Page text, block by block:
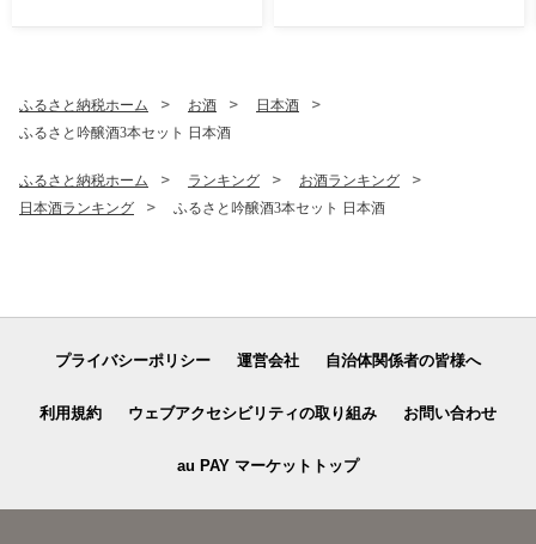
ふるさと納税ホーム お酒
日本酒
ふるさと吟醸酒3本セット 日本酒
ふるさと納税ホーム ランキング
お酒ランキング
日本酒ランキング
ふるさと吟醸酒3本セット 日本酒
プライバシーポリシー 運営会社 自治体関係者の皆様へ
利用規約 ウェブアクセシビリティの取り組み お問い合わせ
au PAY マーケットトップ